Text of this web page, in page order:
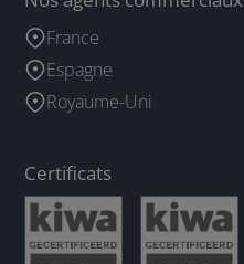
France
Espagne
Royaume-Uni
Certificats